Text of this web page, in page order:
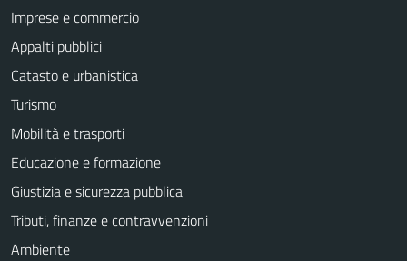
Imprese e commercio
Appalti pubblici
Catasto e urbanistica
Turismo
Mobilità e trasporti
Educazione e formazione
Giustizia e sicurezza pubblica
Tributi, finanze e contravvenzioni
Ambiente